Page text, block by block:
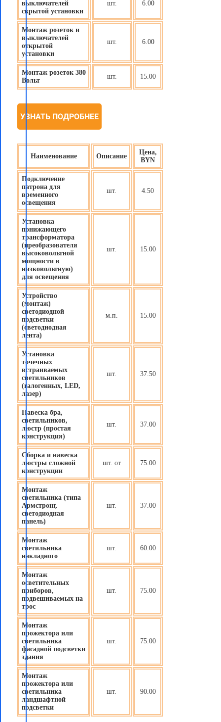
выключателей
скрытой установки
шт. 6.00
Монтаж розеток и
выключателей
открытой
установки
шт. 6.00
Монтаж розеток 380
Вольт
шт. 15.00
УЗНАТЬ ПОДРОБНЕЕ
Наименование Описание
Цена,
BYN
Подключение
патрона для
временного
освещения
шт. 4.50
Установка
понижающего
трансформатора
(преобразователя
высоковольтной
мощности в
низковольтную)
для освещения
шт. 15.00
Устройство
(монтаж)
светодиодной
подсветки
(светодиодная
лента)
м.п. 15.00
Установка
точечных
встраиваемых
светильников
(галогенных, LED,
лазер)
шт. 37.50
Навеска бра,
светильников,
люстр (простая
конструкция)
шт. 37.00
Сборка и навеска
люстры сложной
конструкции
шт. от 75.00
Монтаж
светильника (типа
Армстронг,
светодиодная
панель)
шт. 37.00
Монтаж
светильника
накладного
шт. 60.00
Монтаж
осветительных
приборов,
подвешиваемых на
трос
шт. 75.00
Монтаж
прожектора или
светильника
фасадной подсветки
здания
шт. 75.00
Монтаж
прожектора или
светильника
ландшафтной
подсветки
шт. 90.00